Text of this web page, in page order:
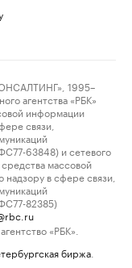
1995–
агентства «РБК»
информации
связи,
63848) и сетевого
массовой
в сфере связи,
82385)
«РБК».
биржа